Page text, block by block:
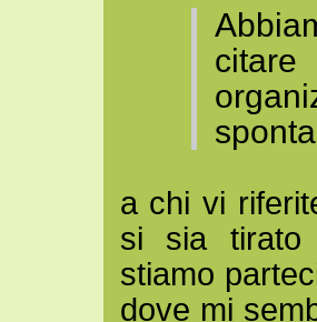
a chi vi
si sia tirato
stiamo
dove mi